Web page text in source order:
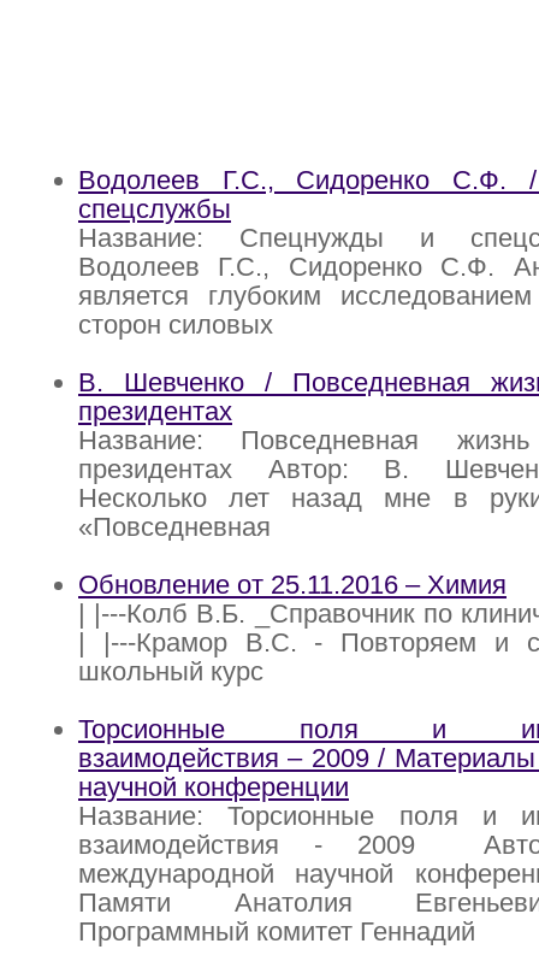
Водолеев Г.С., Сидоренко С.Ф.
спецслужбы
Название: Спецнужды и
Водолеев Г.С., Сидоренко С.Ф.
является глубоким
сторон силовых
В. Шевченко / Повседневная
президентах
Название: Повседневная
президентах Автор: В.
Несколько лет назад мне в
«Повседневная
Обновление от 25.11.2016 – Химия
| |---Колб В.Б. _Справочник по
| |---Крамор В.С. - Повторяем и
школьный курс
Торсионные поля и
взаимодействия – 2009 /
научной конференции
Название: Торсионные поля и
взаимодействия - 2009
международной научной
Памяти Анатолия
Программный комитет Геннадий